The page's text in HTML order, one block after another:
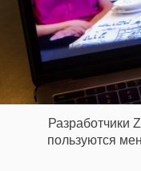
Разработчики
пользуются